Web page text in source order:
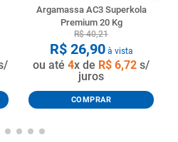
Argamassa AC3 Superkola
Premium 20 Kg
R$ 40,21
R$ 26,90à vista
ou até 4x de R$ 6,72 s/
juros
COMPRAR